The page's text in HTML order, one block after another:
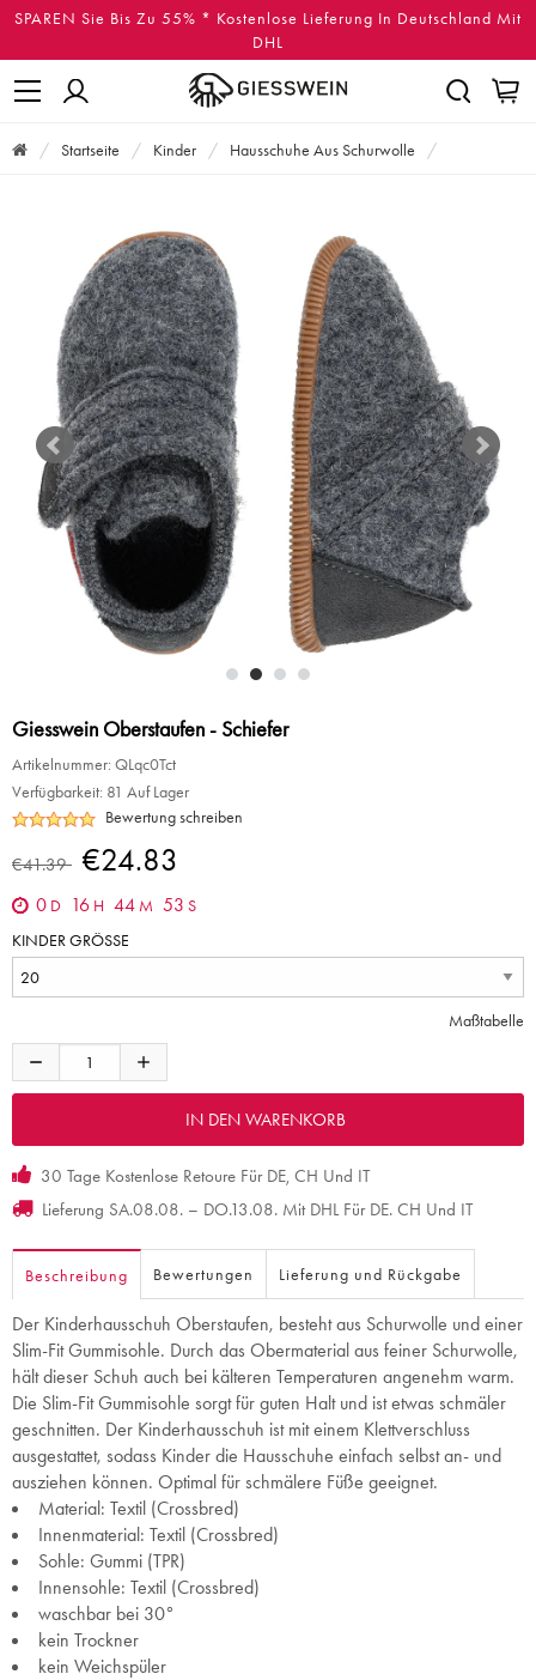
SPAREN Sie Bis Zu 55% * Kostenlose Lieferung In Deutschland Mit
DHL
Startseite Kinder Hausschuhe Aus Schurwolle
Giesswein Oberstaufen - Schiefer
Artikelnummer: QLqc0Tct
Verfügbarkeit: 81 Auf Lager
Bewertung schreiben
€41.39 €24.83
0 D 16 H 44 M 53 S
KINDER GRÖSSE
Maßtabelle
30 Tage Kostenlose Retoure Für DE, CH Und IT
Lieferung SA.08.08. – DO.13.08. Mit DHL Für DE. CH Und IT
Beschreibung Bewertungen Lieferung und Rückgabe
Der Kinderhausschuh Oberstaufen, besteht aus Schurwolle und einer
Slim-Fit Gummisohle. Durch das Obermaterial aus feiner Schurwolle,
hält dieser Schuh auch bei kälteren Temperaturen angenehm warm.
Die Slim-Fit Gummisohle sorgt für guten Halt und ist etwas schmäler
geschnitten. Der Kinderhausschuh ist mit einem Klettverschluss
ausgestattet, sodass Kinder die Hausschuhe einfach selbst an- und
ausziehen können. Optimal für schmälere Füße geeignet.
Material: Textil (Crossbred)
Innenmaterial: Textil (Crossbred)
Sohle: Gummi (TPR)
Innensohle: Textil (Crossbred)
waschbar bei 30°
kein Trockner
kein Weichspüler